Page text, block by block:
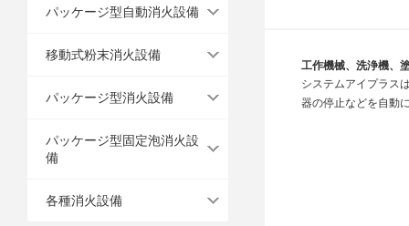
パッケージ型自動消火設備
移動式粉末消火設備
パッケージ型消火設備
パッケージ型固定泡消火設
備
各種消火設備
工作機械、洗浄機、
システムアイプラス
器の停止などを自動